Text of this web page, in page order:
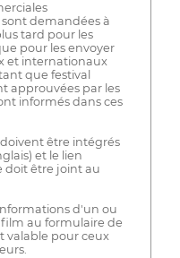
demandées à
tard pour les
pour les envoyer
et internationaux
que festival
approuvées par les
informés dans ces
doivent être intégrés
et le lien
doit être joint au
d'un ou
au formulaire de
valable pour ceux